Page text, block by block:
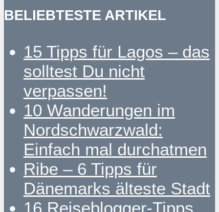
BELIEBTESTE ARTIKEL
15 Tipps für Lagos – das
solltest Du nicht
verpassen!
10 Wanderungen im
Nordschwarzwald:
Einfach mal durchatmen
Ribe – 6 Tipps für
Dänemarks älteste Stadt
16 Reiseblogger-Tipps